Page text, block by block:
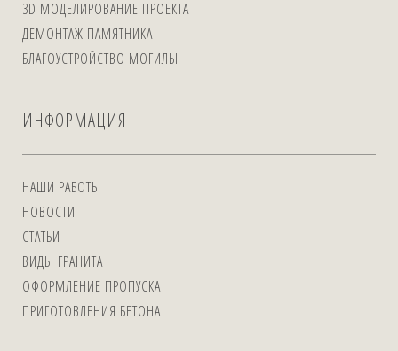
3D МОДЕЛИРОВАНИЕ ПРОЕКТА
ДЕМОНТАЖ ПАМЯТНИКА
БЛАГОУСТРОЙСТВО МОГИЛЫ
ИНФОРМАЦИЯ
НАШИ РАБОТЫ
НОВОСТИ
СТАТЬИ
ВИДЫ ГРАНИТА
ОФОРМЛЕНИЕ ПРОПУСКА
ПРИГОТОВЛЕНИЯ БЕТОНА